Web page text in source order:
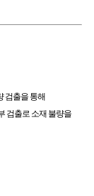
검출을 통해
검출로 소재 불량을